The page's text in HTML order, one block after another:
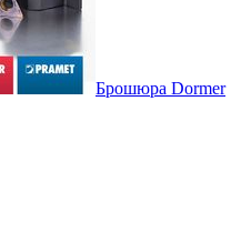
Брошюра Dormer